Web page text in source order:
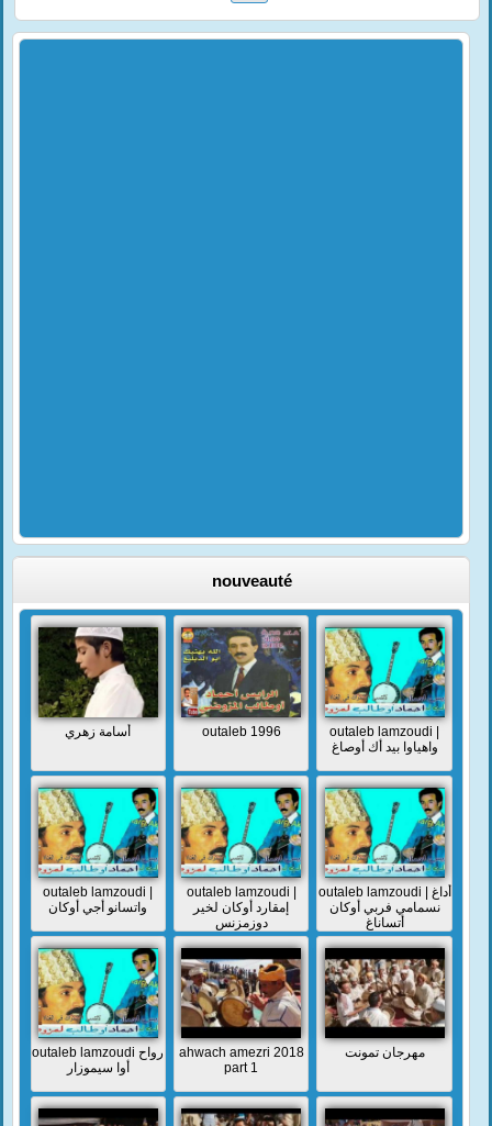
nouveauté
أسامة زهري outaleb 1996
outaleb lamzoudi |
واهياوا بيد أك أوصاغ
outaleb lamzoudi |
واتسانو أجي أوكان
outaleb lamzoudi |
إمقارد أوكان لخير
دوزمزنس
outaleb lamzoudi | أداغ
نسمامي فربي أوكان
أتساناغ
outaleb lamzoudi رواح
أوا سيموزار
ahwach amezri 2018
part 1
مهرجان تمونت